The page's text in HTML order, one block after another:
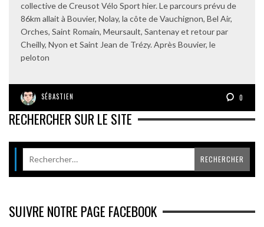
collective de Creusot Vélo Sport hier. Le parcours prévu de
86km allait à Bouvier, Nolay, la côte de Vauchignon, Bel Air,
Orches, Saint Romain, Meursault, Santenay et retour par
Cheilly, Nyon et Saint Jean de Trézy. Après Bouvier, le
peloton
SÉBASTIEN 0
RECHERCHER SUR LE SITE
SUIVRE NOTRE PAGE FACEBOOK